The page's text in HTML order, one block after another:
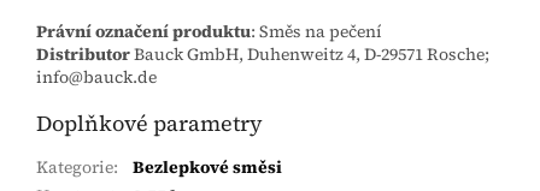
Právní označení produktu: Směs na pečení
DistributorBauck GmbH, Duhenweitz 4, D-29571 Rosche;
info@bauck.de
Doplňkové parametry
Kategorie:
Bezlepkové směsi